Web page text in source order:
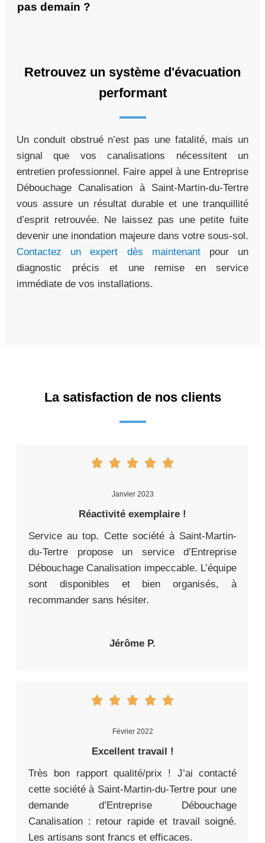
pas demain ?
Retrouvez un système d'évacuation
performant
Un conduit obstrué n’est pas une fatalité, mais un
signal que vos canalisations nécessitent un
entretien professionnel. Faire appel à une Entreprise
Débouchage Canalisation à Saint-Martin-du-Tertre
vous assure un résultat durable et une tranquillité
d’esprit retrouvée. Ne laissez pas une petite fuite
devenir une inondation majeure dans votre sous-sol.
Contactez un expert dès maintenantpour un
diagnostic précis et une remise en service
immédiate de vos installations.
La satisfaction de nos clients
Janvier 2023
Réactivité exemplaire !
Service au top. Cette société à Saint-Martin-
du-Tertre propose un service d’Entreprise
Débouchage Canalisation impeccable. L’équipe
sont disponibles et bien organisés, à
recommander sans hésiter.
Jérôme P.
Février 2022
Excellent travail !
Très bon rapport qualité/prix ! J’ai contacté
cette société à Saint-Martin-du-Tertre pour une
demande d’Entreprise Débouchage
Canalisation : retour rapide et travail soigné.
Les artisans sont francs et efficaces.